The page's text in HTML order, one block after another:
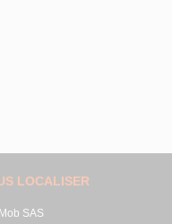
LOCALISER
SAS